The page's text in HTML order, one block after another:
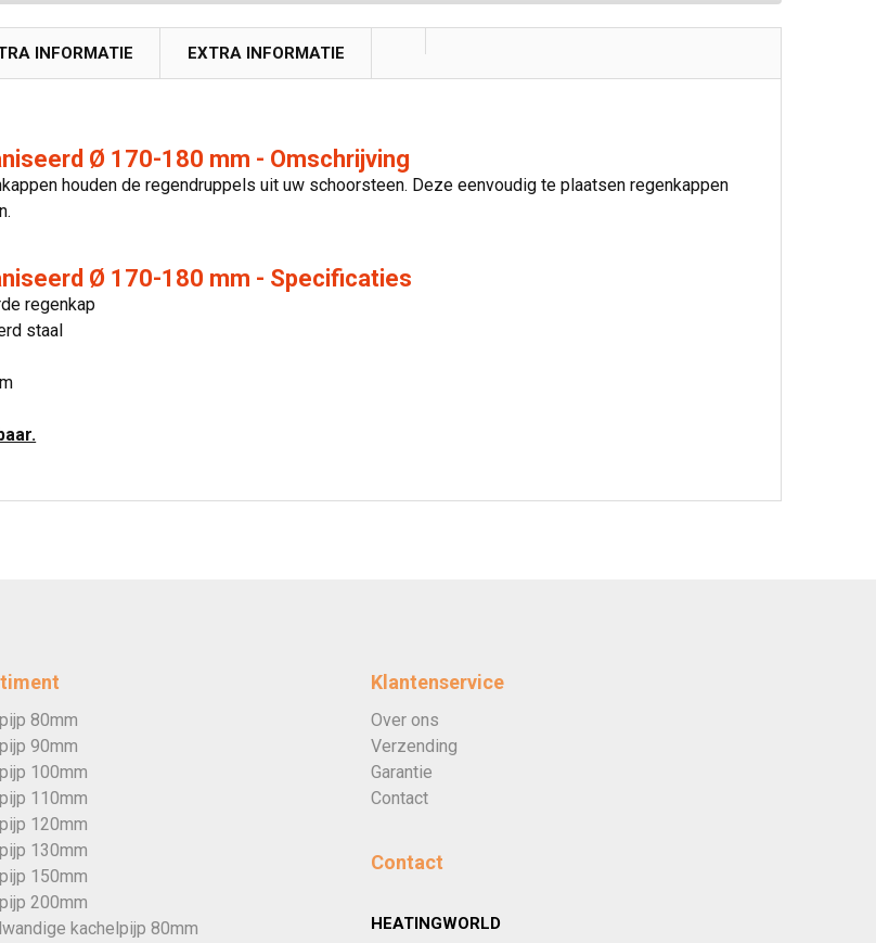
INFORMATIE EXTRA INFORMATIE
Ø 170-180 mm - Omschrijving
houden de regendruppels uit uw schoorsteen. Deze eenvoudig te plaatsen regenkappen
Ø 170-180 mm - Specificaties
regenkap
staal
80mm
90mm
100mm
110mm
120mm
130mm
150mm
200mm
kachelpijp 80mm
Klantenservice
Over ons
Verzending
Garantie
Contact
Contact
HEATINGWORLD